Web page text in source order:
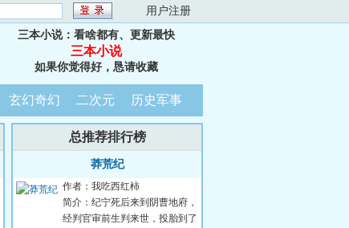
用户注册
三本小说：看啥都有、更新最快
三本小说
如果你觉得好，恳请收藏
玄幻奇幻 二次元 历史军事
总推荐排行榜
莽荒纪
作者：我吃西红柿
简介：纪宁死后来到阴曹地府，
经判官审前生判来世，投胎到了